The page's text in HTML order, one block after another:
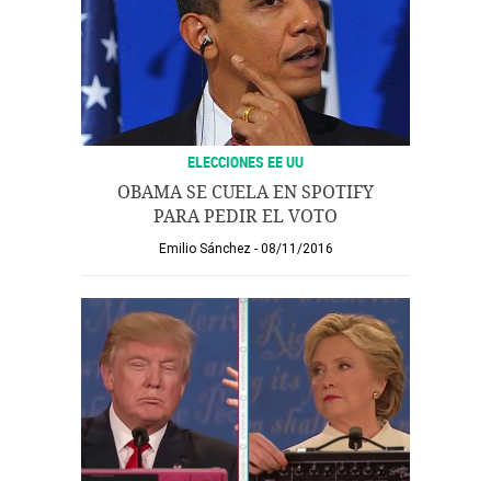
ELECCIONES EE UU
OBAMA SE CUELA EN SPOTIFY
PARA PEDIR EL VOTO
Emilio Sánchez 08/11/2016